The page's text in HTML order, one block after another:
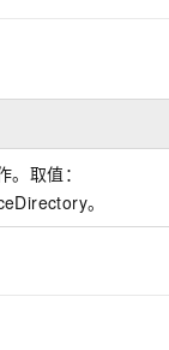
。取值：
。